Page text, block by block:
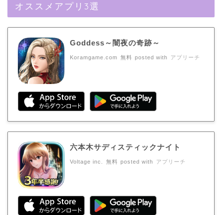
オススメアプリ3選
Goddess～闇夜の奇跡～
Koramgame.com 無料 posted with アプリーチ
六本木サディスティックナイト
Voltage inc. 無料 posted with アプリーチ